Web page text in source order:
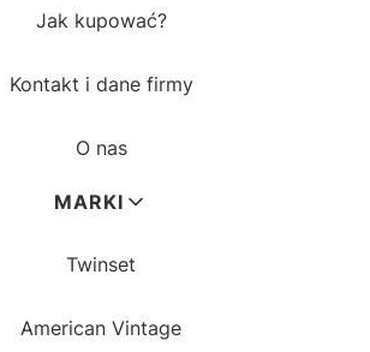
Jak kupować?
Kontakt i dane firmy
O nas
MARKI
Twinset
American Vintage